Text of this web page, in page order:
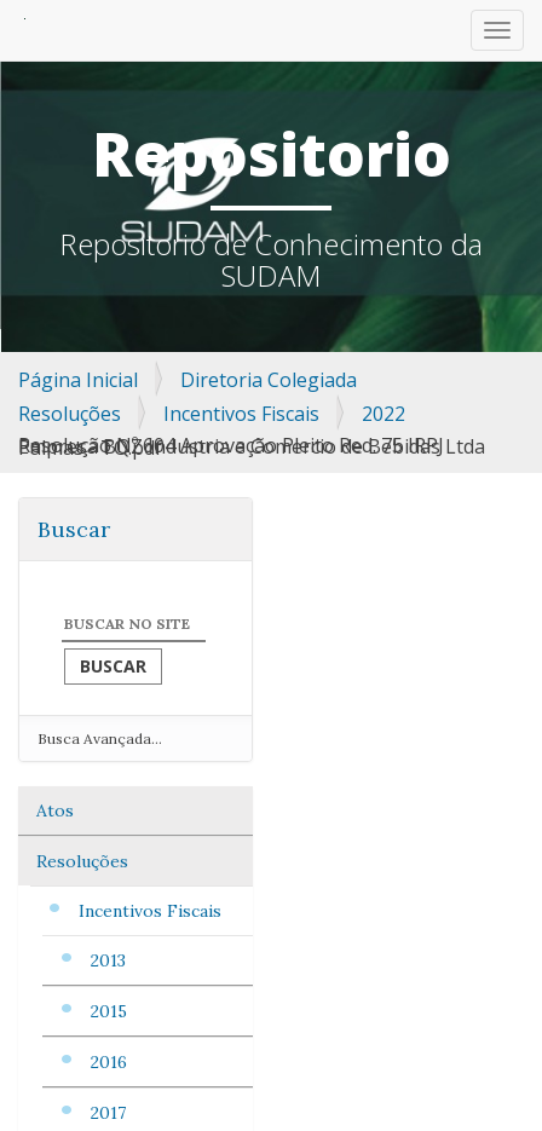
Repositorio
Repositorio de Conhecimento da
SUDAM
Página Inicial
Diretoria Colegiada
Resoluções
Incentivos Fiscais
2022
Resolução Nº 604 Aprovação Pleito Red. 75 IRPJ Empresa BQZ Industria e Comercio de Bebidas Ltda Palmas - TO.pdf
Buscar
Busca Avançada…
Navegação
Atos
Resoluções
Incentivos Fiscais
2013
2015
2016
2017